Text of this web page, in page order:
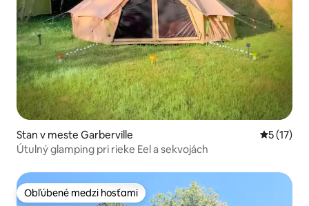
Stan v meste Garberville
5 (17)
Útulný glamping pri rieke Eel a sekvojách
Obľúbené medzi hosťami
Obľúbené medzi hosťami